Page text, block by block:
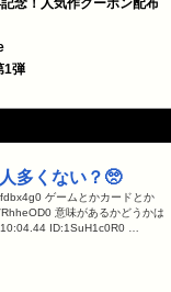
念！人気作クーポン配布
1弾
多くない？🥺
ゲームとかカードとか
意味があるかどうかは
ID:1SuH1c0R0 …